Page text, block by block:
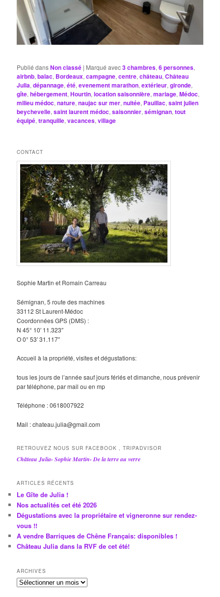
Publié dansNon classé | Marqué avec3 chambres,6 personnes,
airbnb,balac, Bordeaux,campagne,centre,château,Château
Julia,dépannage,été,evenement marathon,extérieur,gironde,
gîte,hébergement,Hourtin,location saisonnière,mariage,Médoc,
milieu médoc,nature,naujac sur mer,nuitée, Pauillac,saint julien
beychevelle,saint laurent médoc,saisonnier,sémignan,tout
équipé,tranquille,vacances,village
CONTACT
Sophie Martin et Romain Carreau
Sémignan, 5 route des machines
33112 St Laurent-Médoc
Coordonnées GPS (DMS) :
N 45° 10′ 11.323″
O 0° 53′ 31.117″
Accueil à la propriété, visites et dégustations:
tous les jours de l’année sauf jours fériés et dimanche, nous prévenir
par téléphone, par mail ou en mp
Téléphone : 0618007922
Mail : chateau.julia@gmail.com
RETROUVEZ NOUS SUR FACEBOOK , TRIPADVISOR
Château Julia- Sophie Martin- De la terre au verre
ARTICLES RÉCENTS
Le Gîte de Julia !
Nos actualités cet été 2026
Dégustations avec la propriétaire et vigneronne sur rendez-
vous !!
A vendre Barriques de Chêne Français: disponibles !
Château Julia dans la RVF de cet été!
ARCHIVES
A